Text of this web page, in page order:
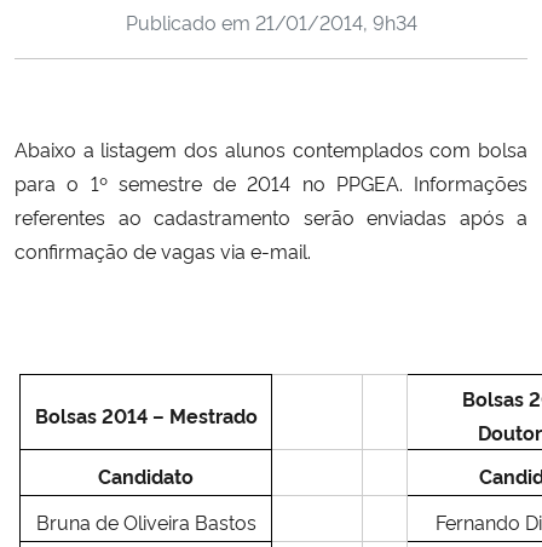
Ministério da Cidadania
Ministério de Minas e Energia
Ministério da Ciência, Tecnologia, Inovações e Comunicações
Ministério do Desenvolvimento Regional
Controladoria-Geral da União
Ministério da Mulher, da Família e dos Direitos Humanos
Publicado em 21/01/2014, 9h34
Abaixo a listagem dos alunos contemplados com bolsa
para o 1º semestre de 2014 no PPGEA. Informações
referentes ao cadastramento serão enviadas após a
confirmação de vagas via e-mail.
Bolsas 2014 – Mestrado
Bolsas
Candidato
Bruna de Oliveira Bastos
Fernando